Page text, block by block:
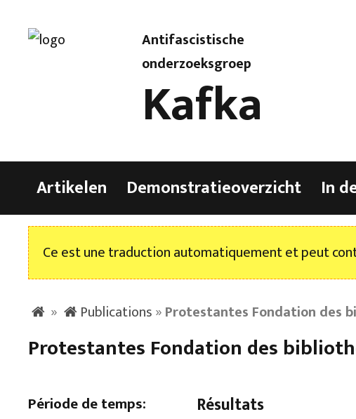
Antifascistische
onderzoeksgroep
Kafka
Artikelen Demonstratieoverzicht In
Ce est une traduction automatiquement et peut
» Publications»Protestantes Fondation des
Protestantes Fondation des
Période de temps: Résultats